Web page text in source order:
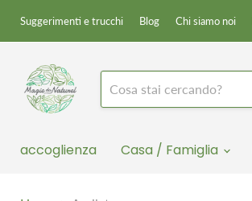
Suggerimenti e trucchi Blog Chi siamo noi
accoglienza Casa / Famiglia